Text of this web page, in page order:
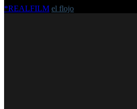
*REALFILM el flojo